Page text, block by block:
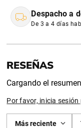
Despacho a
De 3 a 4 días
Cargando el
Por favor, inicia
Más reciente